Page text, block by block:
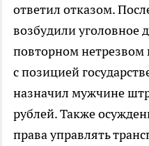
ответил отказом.
возбудили уголовное
повторном нетрезвом
с позицией
назначил мужчине
рублей. Также
права управлять